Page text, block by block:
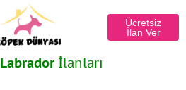
Ücretsiz
İlan Ver
Labradorİlanları